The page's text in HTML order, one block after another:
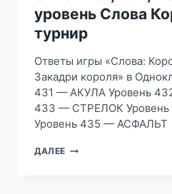
СЛОВА
КОРОЛЕВСКИЙ
ТУРНИР
уровень Слова
турнир
Ответы игры «Слова:
Закадри короля» в
431 — АКУЛА Уровень
433 — СТРЕЛОК
Уровень 435 — АСФАЛЬТ
ДАЛЕЕ ОТВЕТ